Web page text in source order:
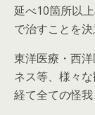
延べ10箇所以
で治すことを
東洋医療・西
ネス等、様々
経て全ての怪